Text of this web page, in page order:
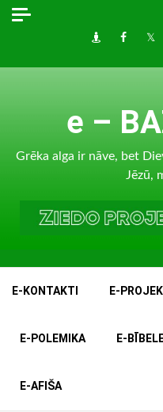
Skip
Draugiem
e –
Grēka alga ir nāve, bet
Jēzū,
E-KONTAKTI E-
E-POLEMIKA E-
E-AFIŠA